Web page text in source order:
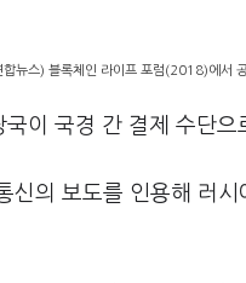
합뉴스) 블록체인 라이프 포럼(2018)에서
이 국경 간 결제 수단
의 보도를 인용해 러